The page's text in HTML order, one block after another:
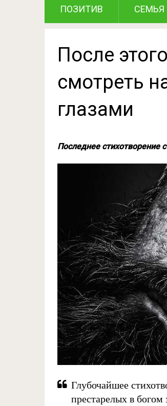
ПОЗИТИВ СЕМЬЯ
После
смотреть
глазами
Последнее стихотворение
Глубочайшее
престарелых в богом